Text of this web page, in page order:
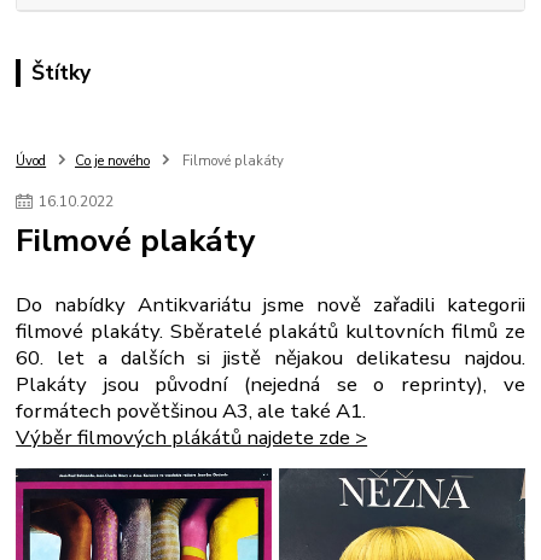
Štítky
Úvod Co je nového Filmové plakáty
16.10.2022
Filmové plakáty
Do nabídky Antikvariátu jsme nově zařadili kategorii
filmové plakáty. Sběratelé plakátů kultovních filmů ze
60. let a dalších si jistě nějakou delikatesu najdou.
Plakáty jsou původní (nejedná se o reprinty), ve
formátech povětšinou A3, ale také A1.
Výběr filmových plákátů najdete zde >